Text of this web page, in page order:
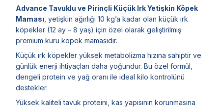
Advance Tavuklu ve Pirinçli Küçük Irk Yetişkin Köpek
Maması , yetişkin ağırlığı 10 kg’a kadar olan küçük ırk
köpekler (12 ay – 8 yaş) için özel olarak geliştirilmiş
premium kuru köpek mamasıdır.
Küçük ırk köpekler yüksek metabolizma hızına sahiptir ve
günlük enerji ihtiyaçları daha yoğundur. Bu özel formül,
dengeli protein ve yağ oranı ile ideal kilo kontrolünü
destekler.
Yüksek kaliteli tavuk proteini, kas yapısının korunmasına